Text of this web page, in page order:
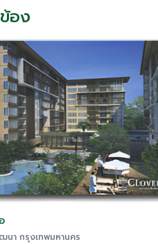
อง
นา กรุงเทพมหานคร